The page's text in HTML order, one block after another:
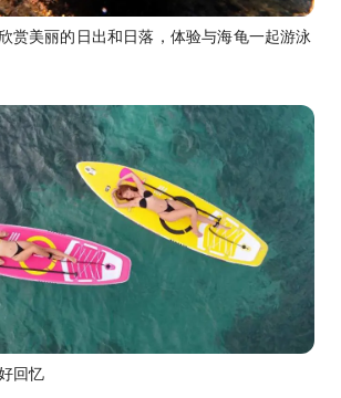
赏美丽的日出和日落，体验与海龟一起游泳
回忆